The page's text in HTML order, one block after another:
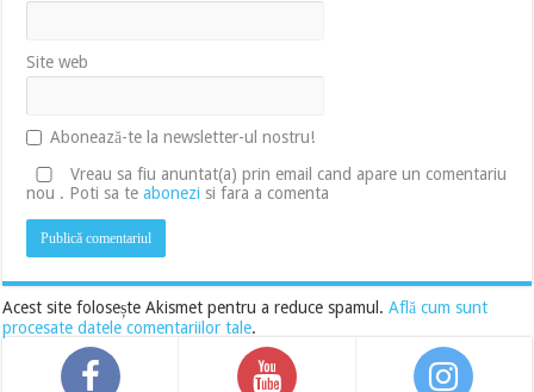
Site web
Abonează-te la newsletter-ul nostru!
Vreau sa fiu anuntat(a) prin email cand apare un comentariu
nou . Poti sa teabonezi si fara a comenta
Acest site folosește Akismet pentru a reduce spamul.Află cum sunt
procesate datele comentariilor tale.